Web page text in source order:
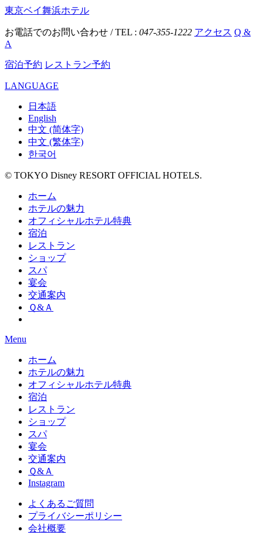
東京ベイ舞浜ホテル
お電話でのお問い合わせ / TEL : 047-355-1222 アクセス Q &
A
宿泊予約 レストラン予約
LANGUAGE
日本語
English
中文 (简体字)
中文 (繁体字)
한국어
© TOKYO Disney RESORT OFFICIAL HOTELS.
ホーム
ホテルの魅力
オフィシャルホテル特典
宿泊
レストラン
ショップ
スパ
宴会
交通案内
Ｑ&Ａ
Menu
ホーム
ホテルの魅力
オフィシャルホテル特典
宿泊
レストラン
ショップ
スパ
宴会
交通案内
Ｑ&Ａ
Instagram
よくあるご質問
プライバシーポリシー
会社概要